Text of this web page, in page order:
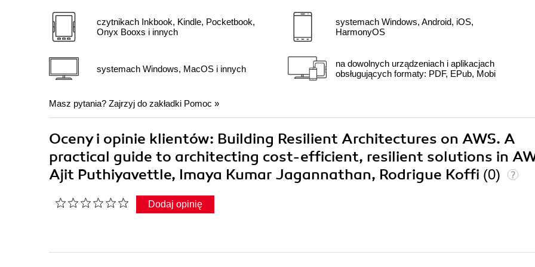
czytnikach Inkbook, Kindle, Pocketbook,
Onyx Booxs i innych
systemach Windows, MacOS i innych
systemach Windows, Android, iOS,
HarmonyOS
na dowolnych urządzeniach i aplikacjach
obsługujących formaty: PDF, EPub, Mobi
Masz pytania? Zajrzyj do zakładki Pomoc »
Oceny i opinie klientów: Building Resilient Architectures on AWS. A
practical guide to architecting cost-efficient, resilient solutions in
Ajit Puthiyavettle, Imaya Kumar Jagannathan, Rodrigue Koffi (0)
Dodaj opinię